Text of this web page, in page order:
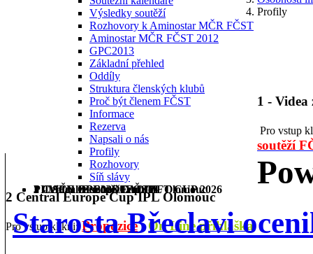
Výsledky soutěží
Rozhovory k Aminostar MČR FČST
Aminostar MČR FČST 2012
GPC2013
Základní přehled
Oddíly
Struktura členských klubů
Proč být členem FČST
Informace
Rezerva
Napsali o nás
Profily
Rozhovory
Síň slávy
Profily
1 - Videa ze soutěží FČST
2 Central Europe Cup IPL Olomouc
3 - MČR BP 2026 Trutnov
PILSEN OPEN DEADLIFT CUP 2026
1 - Videa
Pro vstup
soutěží
2 Central Europe Cup IPL Olomouc
Pro vstup klikni: Propozice On Line přihláška
Starosta Břeclavi